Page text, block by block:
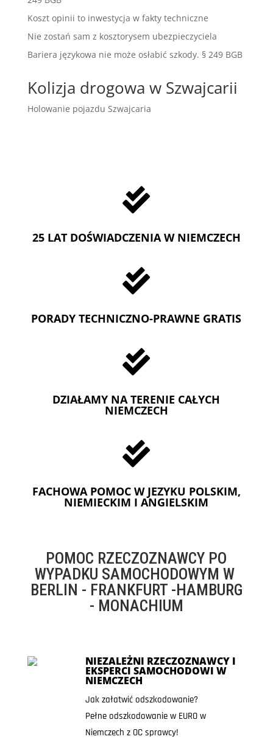
Koszt opinii to inwestycja w fakty techniczne
Nie zostań sam z kosztorysem ubezpieczyciela
Bariera językowa nie może osłabić szkody. § 249 BGB
Kolizja drogowa w Szwajcarii
Holowanie pojazdu Szwajcaria

25 LAT DOŚWIADCZENIA W NIEMCZECH

PORADY TECHNICZNO-PRAWNE GRATIS

DZIAŁAMY NA TERENIE CAŁYCH
NIEMCZECH

FACHOWA POMOC W JEZYKU POLSKIM,
NIEMIECKIM I ANGIELSKIM
POMOC RZECZOZNAWCY PO
WYPADKU SAMOCHODOWYM W
BERLIN - FRANKFURT -HAMBURG
- MONACHIUM
NIEZALEŻNI RZECZOZNAWCY I
EKSPERCI SAMOCHODOWI W
NIEMCZECH
Jak załatwić odszkodowanie?
Pełne odszkodowanie w EURO w
Niemczech z OC sprawcy!